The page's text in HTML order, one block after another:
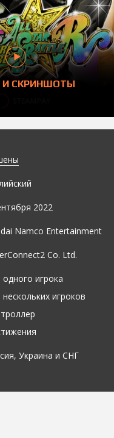
И СКРИНШОТЫ
2022
Namco Entertainment
Co. Ltd.
игрока
игроков
Украина и СНГ